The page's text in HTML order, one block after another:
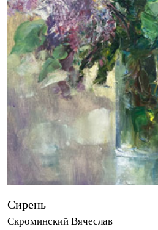
Сирень
Скроминский Вячеслав